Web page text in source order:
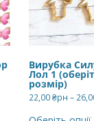
Вирубка
Лол 1
розмір)
22,00₴рн –